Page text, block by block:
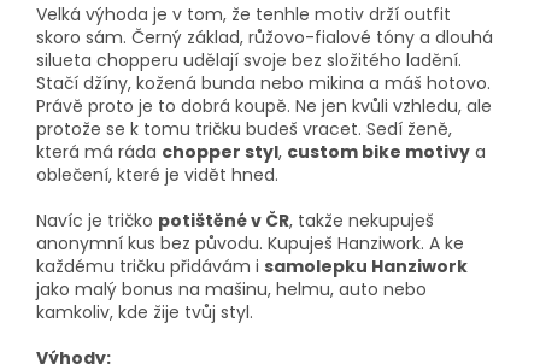
Velká výhoda je v tom, že tenhle motiv drží outfit
skoro sám. Černý základ, růžovo-fialové tóny a dlouhá
silueta chopperu udělají svoje bez složitého ladění.
Stačí džíny, kožená bunda nebo mikina a máš hotovo.
Právě proto je to dobrá koupě. Ne jen kvůli vzhledu, ale
protože se k tomu tričku budeš vracet. Sedí ženě,
která má ráda chopper styl, custom bike motivy a
oblečení, které je vidět hned.
Navíc je tričko potištěné v ČR, takže nekupuješ
anonymní kus bez původu. Kupuješ Hanziwork. A ke
každému tričku přidávám i samolepku Hanziwork
jako malý bonus na mašinu, helmu, auto nebo
kamkoliv, kde žije tvůj styl.
Výhody: